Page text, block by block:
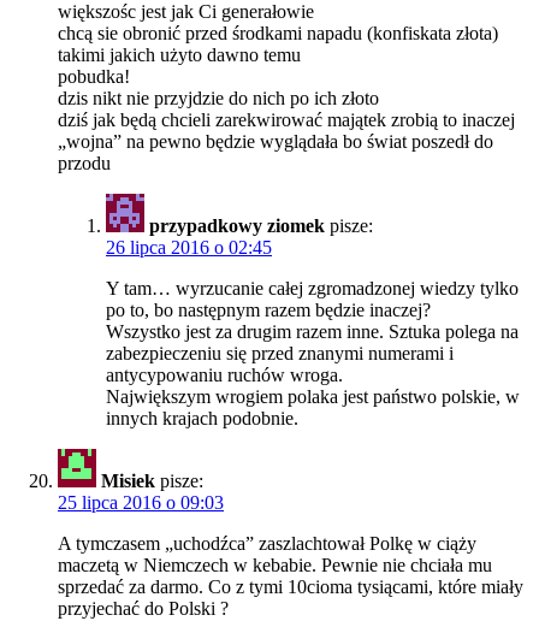
większośc jest jak Ci generałowie
chcą sie obronić przed środkami napadu (konfiskata złota)
takimi jakich użyto dawno temu
pobudka!
dzis nikt nie przyjdzie do nich po ich złoto
dziś jak będą chcieli zarekwirować majątek zrobią to inaczej
„wojna” na pewno będzie wyglądała bo świat poszedł do
przodu
przypadkowy ziomek pisze:
26 lipca 2016 o 02:45
Y tam… wyrzucanie całej zgromadzonej wiedzy tylko
po to, bo następnym razem będzie inaczej?
Wszystko jest za drugim razem inne. Sztuka polega na
zabezpieczeniu się przed znanymi numerami i
antycypowaniu ruchów wroga.
Największym wrogiem polaka jest państwo polskie, w
innych krajach podobnie.
Misiek pisze:
25 lipca 2016 o 09:03
A tymczasem „uchodźca” zaszlachtował Polkę w ciąży
maczetą w Niemczech w kebabie. Pewnie nie chciała mu
sprzedać za darmo. Co z tymi 10cioma tysiącami, które miały
przyjechać do Polski ?